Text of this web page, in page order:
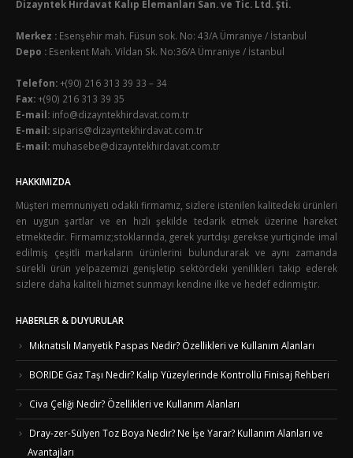
Dizayntek Hırdavat Kalıp Elemanları San. ve Tic. Ltd. Şti.
Merkez : Esenşehir mah. Füsun sok. No: 43/A Ümraniye / İstanbul
Depo : Esenkent Mah. Vildan Sk. No:36/A Ümraniye / İstanbul
Telefon:+(90) 216 313 39 33 – 34
Fax:+(90) 216 313 39 35
E-mail: info@dizayntekhirdavat.com.tr
E-mail: siparis@dizayntekhirdavat.com.tr
E-mail: muhasebe@dizayntekhirdavat.com.tr
HAKKIMIZDA
Müşteri memnuniyeti odaklı firmamız, sizlere istenilen kalitedeki ürünleri
en uygun şartlar ve en hızlı şekilde tedarik etmek üzerine hareket
etmektedir. Firmamız;stoklarında, gerek yurtdışı gerekse yurtiçinde imal
edilmiş çeşitli markaların ürünlerini bulundurarak ve aynı zamanda
sürekli ürün yelpazemizi genişletip sektördeki yenilikleri takip ederek
sizlere daha kaliteli hizmet sunmayı kendine ilke ve hedef edinmiştir.
HABERLER & DUYURULAR
Mıknatıslı Manyetik Paspas Nedir? Özellikleri ve Kullanım Alanları
BORIDE Gaz Taşı Nedir? Kalıp Yüzeylerinde Kontrollü Finisaj Rehberi
Civa Çeliği Nedir? Özellikleri ve Kullanım Alanları
Dray-zer-Sülyen Toz Boya Nedir? Ne İşe Yarar? Kullanım Alanları ve
Avantajları